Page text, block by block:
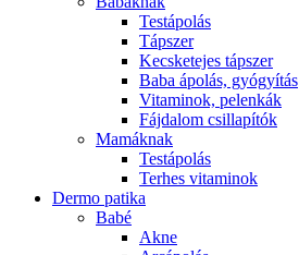
Testápolás
Tápszer
Kecsketejes tápszer
Baba ápolás, gyógyítás
Vitaminok, pelenkák
Fájdalom csillapítók
Mamáknak
Testápolás
Terhes vitaminok
Dermo patika
Babé
Akne